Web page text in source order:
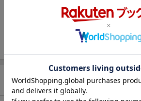
コミック
144p
9784801970229
商品説明